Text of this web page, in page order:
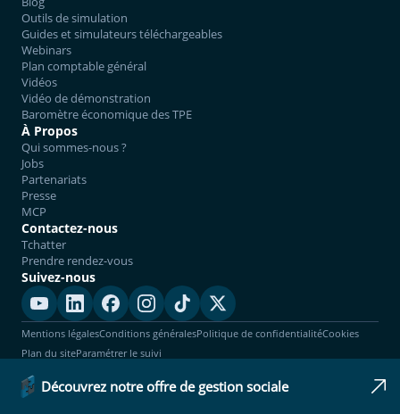
Découvrez notre offre de gestion sociale
Outils de simulation
Guides et simulateurs téléchargeables
Webinars
Plan comptable général
Vidéos
Vidéo de démonstration
Baromètre économique des TPE
À Propos
Qui sommes-nous ?
Jobs
Partenariats
Presse
MCP
Contactez-nous
Tchatter
Prendre rendez-vous
Suivez-nous
Mentions légalesConditions généralesPolitique de confidentialitéCookies
Plan du siteParamétrer le suivi
© 2026 Dougs Compta. Cabinet d'expertise-comptable en ligne enregistré à
l'Ordre. Tous droits réservés.